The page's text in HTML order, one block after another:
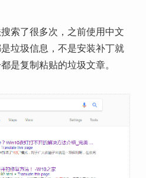
索了很多次，之前使用中文
垃圾信息，不是安装补丁就
是复制粘贴的垃圾文章。